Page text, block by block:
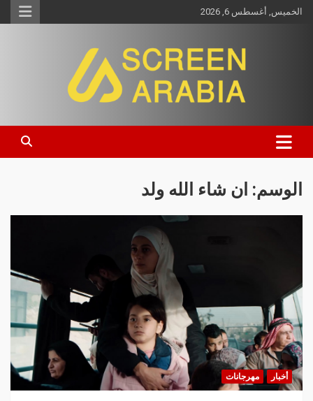
الخميس, أغسطس 6, 2026
Screen Arabia
الوسم: ان شاء الله ولد
أخبار مهرجانات